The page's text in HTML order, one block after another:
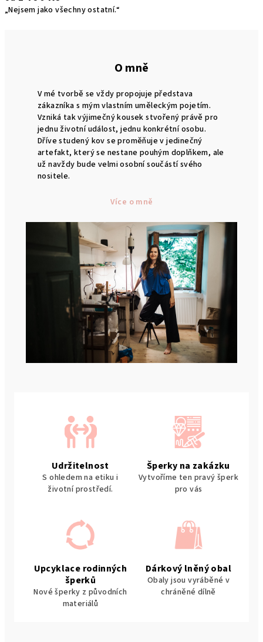
„Nejsem jako všechny ostatní.“
O mně
V mé tvorbě se vždy propojuje představa
zákazníka s mým vlastním uměleckým pojetím.
Vzniká tak výjimečný kousek stvořený právě pro
jednu životní událost, jednu konkrétní osobu.
Dříve studený kov se proměňuje v jedinečný
artefakt, který se nestane pouhým doplňkem, ale
už navždy bude velmi osobní součástí svého
nositele.
Více o mně
Udržitelnost
S ohledem na etiku i
životní prostředí.
Šperky na zakázku
Vytvoříme ten pravý šperk
pro vás
Upcyklace rodinných
šperků
Nové šperky z původních
materiálů
Dárkový lněný obal
Obaly jsou vyráběné v
chráněné dílně